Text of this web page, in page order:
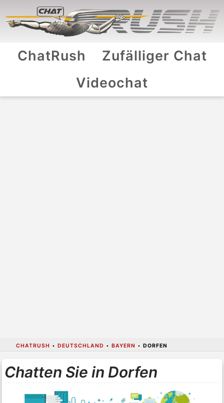
ChatRush
Zufälliger Chat
Videochat
CHATRUSH • DEUTSCHLAND • BAYERN • DORFEN
Chatten Sie in Dorfen